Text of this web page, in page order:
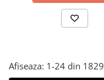
Afiseaza: 1-24 din 1829